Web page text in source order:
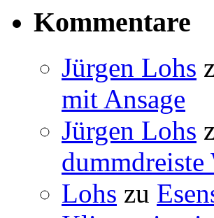
Kommentare
Jürgen Lohs
mit Ansage
Jürgen Lohs
dummdreiste
Lohs zu